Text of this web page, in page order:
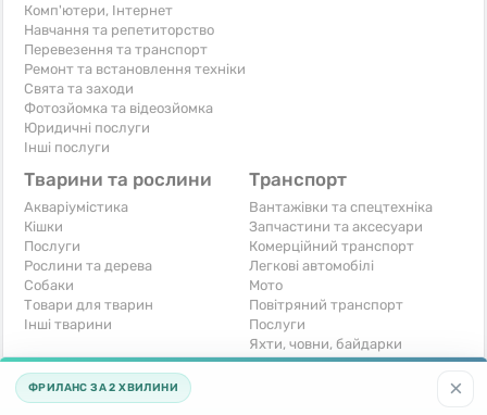
Комп'ютери, Інтернет
Навчання та репетиторство
Перевезення та транспорт
Ремонт та встановлення техніки
Свята та заходи
Фотозйомка та відеозйомка
Юридичні послуги
Інші послуги
Тварини та рослини
Акваріумістика
Кішки
Послуги
Рослини та дерева
Собаки
Товари для тварин
Інші тварини
Транспорт
Вантажівки та спецтехніка
Запчастини та аксесуари
Комерційний транспорт
Легкові автомобілі
Мото
Повітряний транспорт
Послуги
Яхти, човни, байдарки
Інші транспортні засоби
Хобі та відпочинок ×
ФРИЛАНС ЗА 2 ХВИЛИНИ